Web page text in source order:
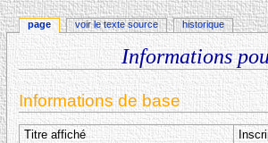
Informations
Aller à : navigation,rechercher
Informations de base
Titre affiché
page voir le texte source historique